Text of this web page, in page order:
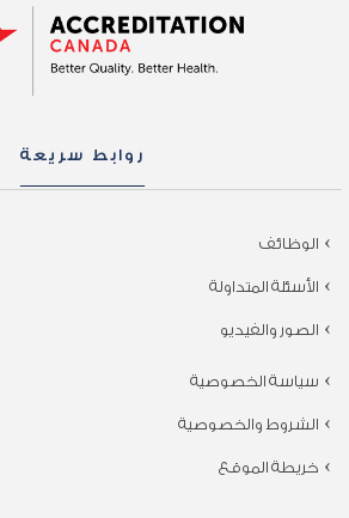
روابط سريعة
الوظائف
الأسئلة المتداولة
الصور والفيديو
سياسة الخصوصية
الشروط والخصوصية
خريطة الموقع